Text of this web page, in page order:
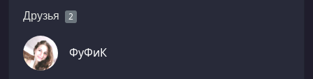
Друзья 2
ФуФиК